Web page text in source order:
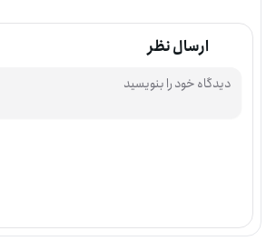
ارسال نظر